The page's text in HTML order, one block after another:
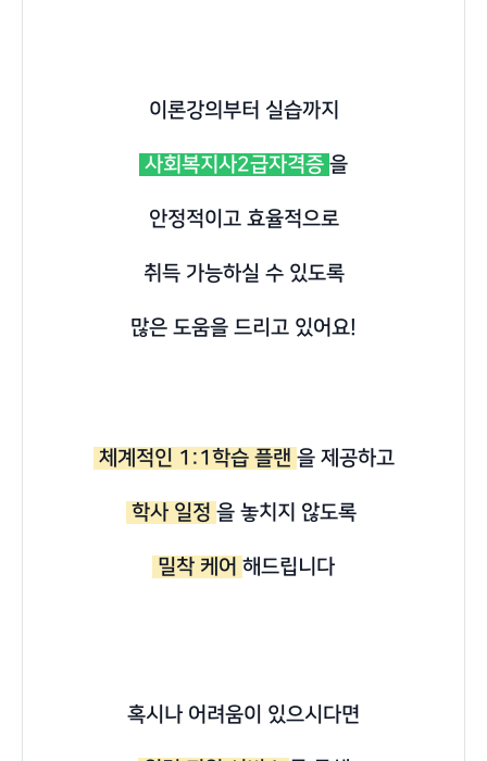
이론강의부터 실습까지
사회복지사2급자격증 을
안정적이고 효율적으로
취득 가능하실 수 있도록
많은 도움을 드리고 있어요!
체계적인 1:1학습 플랜 을 제공하고
학사 일정 을 놓치지 않도록
밀착 케어 해드립니다
혹시나 어려움이 있으시다면